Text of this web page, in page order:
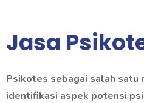
Jasa
Psikotes sebagai salah satu
identifikasi aspek potensi